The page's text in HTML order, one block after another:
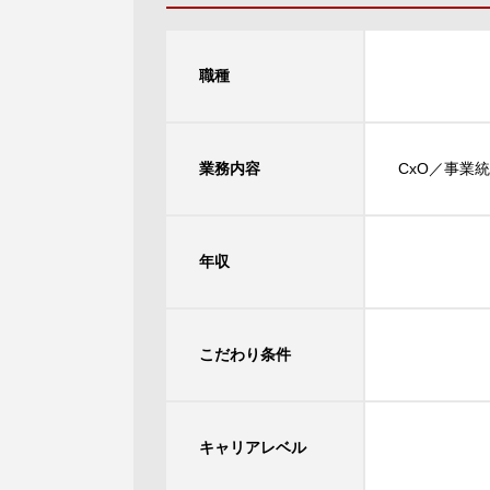
職種
業務内容 CxO／事業
年収
こだわり条件
キャリアレベル